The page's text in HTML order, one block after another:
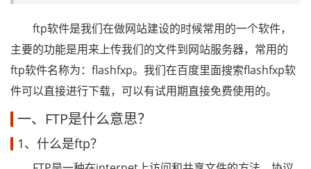
ftp软件是我们在做网站建设的时候常用的一个软件，
主要的功能是用来上传我们的文件到网站服务器，常用的
ftp软件名称为：flashfxp。我们在百度里面搜索flashfxp软
件可以直接进行下载，可以有试用期直接免费使用的。
一、FTP是什么意思？
1、什么是ftp？